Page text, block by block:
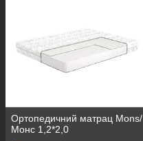
Ортопедичний матрац Mons/
Монс 1,2*2,0